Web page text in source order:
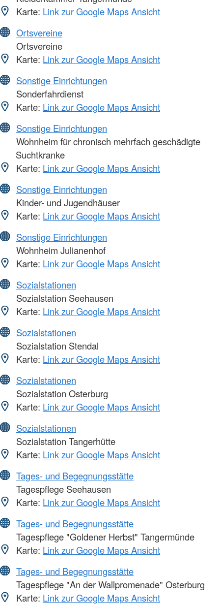
Karte: Link zur Google Maps Ansicht
Ortsvereine
Ortsvereine
Karte: Link zur Google Maps Ansicht
Sonstige Einrichtungen
Sonderfahrdienst
Karte: Link zur Google Maps Ansicht
Sonstige Einrichtungen
Wohnheim für chronisch mehrfach geschädigte
Suchtkranke
Karte: Link zur Google Maps Ansicht
Sonstige Einrichtungen
Kinder- und Jugendhäuser
Karte: Link zur Google Maps Ansicht
Sonstige Einrichtungen
Wohnheim Julianenhof
Karte: Link zur Google Maps Ansicht
Sozialstationen
Sozialstation Seehausen
Karte: Link zur Google Maps Ansicht
Sozialstationen
Sozialstation Stendal
Karte: Link zur Google Maps Ansicht
Sozialstationen
Sozialstation Osterburg
Karte: Link zur Google Maps Ansicht
Sozialstationen
Sozialstation Tangerhütte
Karte: Link zur Google Maps Ansicht
Tages- und Begegnungsstätte
Tagespflege Seehausen
Karte: Link zur Google Maps Ansicht
Tages- und Begegnungsstätte
Tagespflege "Goldener Herbst" Tangermünde
Karte: Link zur Google Maps Ansicht
Tages- und Begegnungsstätte
Tagespflege "An der Wallpromenade" Osterburg
Karte: Link zur Google Maps Ansicht